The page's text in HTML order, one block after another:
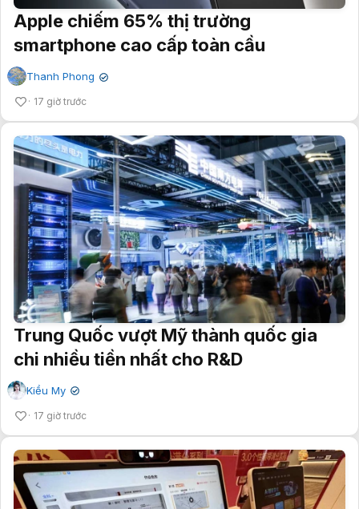
Apple chiếm 65% thị trường
smartphone cao cấp toàn cầu
Thanh Phong ✔
17 giờ trước
Trung Quốc vượt Mỹ thành quốc gia
chi nhiều tiền nhất cho R&D
Kiều My ✔
17 giờ trước